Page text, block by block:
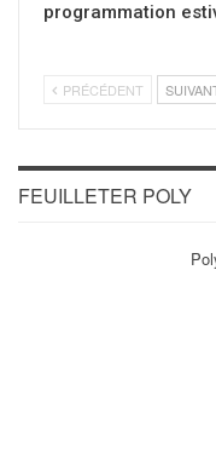
programmation
PRÉCÉDENT
FEUILLETER POLY